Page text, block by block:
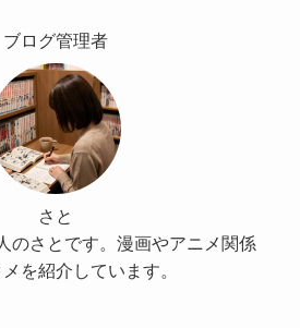
ブログ管理者
さと
のさとです。漫画やアニメ関係
を紹介しています。